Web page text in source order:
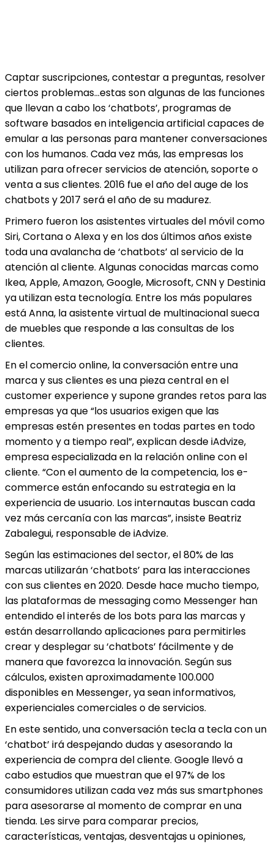
Captar suscripciones, contestar a preguntas, resolver
ciertos problemas…estas son algunas de las funciones
que llevan a cabo los ‘chatbots’, programas de
software basados en inteligencia artificial capaces de
emular a las personas para mantener conversaciones
con los humanos. Cada vez más, las empresas los
utilizan para ofrecer servicios de atención, soporte o
venta a sus clientes. 2016 fue el año del auge de los
chatbots y 2017 será el año de su madurez.
Primero fueron los asistentes virtuales del móvil como
Siri, Cortana o Alexa y en los dos últimos años existe
toda una avalancha de ‘chatbots’ al servicio de la
atención al cliente. Algunas conocidas marcas como
Ikea, Apple, Amazon, Google, Microsoft, CNN y Destinia
ya utilizan esta tecnología. Entre los más populares
está Anna, la asistente virtual de multinacional sueca
de muebles que responde a las consultas de los
clientes.
En el comercio online, la conversación entre una
marca y sus clientes es una pieza central en el
customer experience y supone grandes retos para las
empresas ya que “los usuarios exigen que las
empresas estén presentes en todas partes en todo
momento y a tiempo real”, explican desde iAdvize,
empresa especializada en la relación online con el
cliente. “Con el aumento de la competencia, los e-
commerce están enfocando su estrategia en la
experiencia de usuario. Los internautas buscan cada
vez más cercanía con las marcas”, insiste Beatriz
Zabalegui, responsable de iAdvize.
Según las estimaciones del sector, el 80% de las
marcas utilizarán ‘chatbots’ para las interacciones
con sus clientes en 2020. Desde hace mucho tiempo,
las plataformas de messaging como Messenger han
entendido el interés de los bots para las marcas y
están desarrollando aplicaciones para permitirles
crear y desplegar su ‘chatbots’ fácilmente y de
manera que favorezca la innovación. Según sus
cálculos, existen aproximadamente 100.000
disponibles en Messenger, ya sean informativos,
experienciales comerciales o de servicios.
En este sentido, una conversación tecla a tecla con un
‘chatbot’ irá despejando dudas y asesorando la
experiencia de compra del cliente. Google llevó a
cabo estudios que muestran que el 97% de los
consumidores utilizan cada vez más sus smartphones
para asesorarse al momento de comprar en una
tienda. Les sirve para comparar precios,
características, ventajas, desventajas u opiniones,